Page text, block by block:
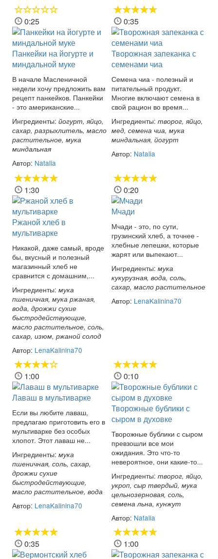
0:25
Панкейки на йогурте и
миндальной муке
В начале Масленичной
недели хочу предложить вам
рецепт панкейков. Панкейки
- это американские...
Ингредиенты: йогурт, яйцо,
сахар, разрыхлитель, масло
растительное, мука
миндальная
Автор: Natalia
0:35
Творожная запеканка с
семенами чиа
Семена чиа - полезный и
питательный продукт.
Многие включают семена в
свой рацион во время...
Ингредиенты: творог, яйцо,
мед, семена чиа, мука
миндальная, йогурт
Автор: Natalia
1:30
Ржаной хлеб в
мультиварке
Никакой, даже самый, вроде
бы, вкусный и полезный
магазинный хлеб не
сравнится с домашним,...
Ингредиенты: мука
пшеничная, мука ржаная,
вода, дрожжи сухие
быстродействующие,
масло растительное, соль,
сахар, изюм, ржаной солод
Автор: LenaKalinina70
0:20
Мчади
Мчади - это, по сути,
грузинский хлеб, а точнее -
хлебные лепешки, которые
жарят или выпекают...
Ингредиенты: мука
кукурузная, вода, соль,
сахар, масло растительное
Автор: LenaKalinina70
1:00
Лаваш в мультиварке
Если вы любите лаваш,
предлагаю приготовить его в
мультиварке без особых
хлопот. Этот лаваш не...
Ингредиенты: мука
пшеничная, соль, сахар,
дрожжи сухие
быстродействующие,
масло растительное, вода
Автор: LenaKalinina70
0:10
Творожные бублики с
сыром в духовке
Творожные бублики с сыром
превзошли все мои
ожидания. Это что-то
невероятное, они какие-то...
Ингредиенты: творог, яйцо,
укроп, сыр твердый, мука
цельнозерновая, соль,
семена льна, кунжут
Автор: Natalia
0:35
1:00